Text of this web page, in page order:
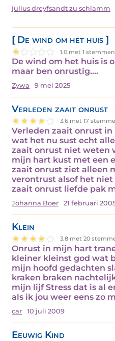
julius dreyfsandt zu schlamm
[ De wind om het huis ]
1.0 met 1 stemmen
De wind om het huis is
maar ben onrustig.…
Zywa 9 mei 2025
Verleden zaait onrust
3.6 met 17
Verleden zaait onrust
wat het nu sust echt
zaait onrust niet weten
mijn hart kust met een
zaait onrust ziet alleen
verontrust alsof het
zaait onrust liefde pak
Johanna Boer 21 februari
Klein
3.8 met 20
Onrust in mijn hart
kleiner kleinst god wat
mijn hoofd gedachten
kraken braken
mijn lijf Stress dat is al
als ik jou weer eens zo
car 10 juli 2009
Eeuwig Kind